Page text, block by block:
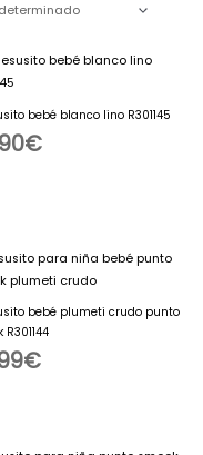
bebé blanco lino R301145
€
bebé plumeti crudo punto
€